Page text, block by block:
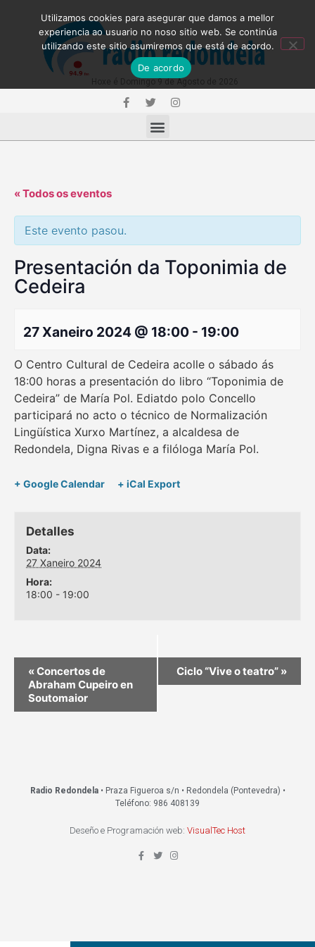
« Todos os eventos
Este evento pasou.
Presentación da Toponimia de
Cedeira
27 Xaneiro 2024 @ 18:00 - 19:00
O Centro Cultural de Cedeira acolle o sábado ás
18:00 horas a presentación do libro “Toponimia de
Cedeira” de María Pol. Ediatdo polo Concello
participará no acto o técnico de Normalización
Lingüística Xurxo Martínez, a alcaldesa de
Redondela, Digna Rivas e a filóloga María Pol.
+ Google Calendar + iCal Export
Detalles
Data:
27 Xaneiro 2024
Hora:
18:00 - 19:00
«Concertos de
Abraham Cupeiro en
Soutomaior
Ciclo “Vive o teatro” »
Radio Redondela• Praza Figueroa s/n • Redondela (Pontevedra) •
Teléfono: 986 408139
Deseño e Programación web: VisualTec Host
Utilizamos cookies para asegurar que damos a mellor
experiencia ao usuario no noso sitio web. Se continúa
utilizando este sitio asumiremos que está de acordo.
De acordo